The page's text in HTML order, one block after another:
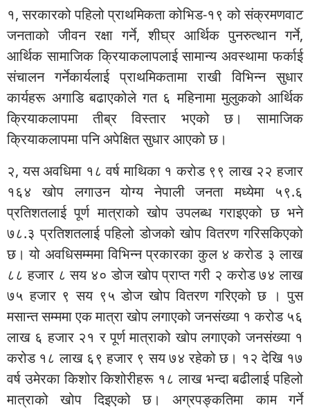
१, सरकारको पहिलो प्राथमिकता कोभिड-१९ को संक्रमणवाट
जनताको जीवन रक्षा गर्ने, शीघ्र आर्थिक पुनरुत्थान गर्ने,
आर्थिक सामाजिक क्रियाकलापलाई सामान्य अवस्थामा फर्काई
संचालन गर्नेकार्यलाई प्राथमिकतामा राखी विभिन्न सुधार
कार्यहरू अगाडि बढाएकोले गत ६ महिनामा मुलुकको आर्थिक
क्रियाकलापमा तीब्र विस्तार भएको छ। सामाजिक
क्रियाकलापमा पनि अपेक्षित सुधार आएको छ।
२, यस अवधिमा १८ वर्ष माथिका १ करोड ९९ लाख २२ हजार
१६४ खोप लगाउन योग्य नेपाली जनता मध्येमा ५९.६
प्रतिशतलाई पूर्ण मात्राको खोप उपलब्ध गराइएको छ भने
७८.३ प्रतिशतलाई पहिलो डोजको खोप वितरण गरिसकिएको
छ। यो अवधिसम्ममा विभिन्न प्रकारका कुल ४ करोड ३ लाख
८८ हजार ८ सय ४० डोज खोप प्राप्त गरी २ करोड ७४ लाख
७५ हजार ९ सय ९५ डोज खोप वितरण गरिएको छ । पुस
मसान्त सम्ममा एक मात्रा खोप लगाएको जनसंख्या १ करोड ५६
लाख ६ हजार २१ र पूर्ण मात्राको खोप लगाएको जनसंख्या १
करोड १८ लाख ६९ हजार ९ सय ७४ रहेको छ। १२ देखि १७
वर्ष उमेरका किशोर किशोरीहरू १८ लाख भन्दा बढीलाई पहिलो
मात्राको खोप दिइएको छ। अग्रपङ्कतिमा काम गर्ने